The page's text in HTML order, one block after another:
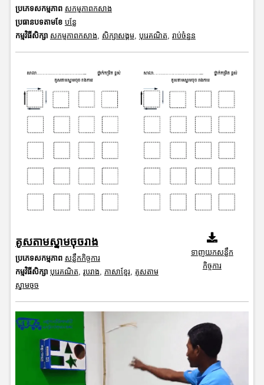
ប្រភេទសកម្មភាព សកម្មភាពកសាង
ប្រធានបទតាមខែ បន្លែ
កម្មវិធីសិក្សា សកម្មភាពកសាង សិក្សាសង្គម, បុរេគណិត រាប់ចំនួន
គូសតាមស្នាមចុចរាង
ប្រភេទសកម្មភាព សន្លឹកកិច្ចការ
កម្មវិធីសិក្សា បុរេគណិត រូបរាង ភាសាខ្មែរ, គូសតាម
ស្នាមចុច
ទាញយកសន្លឹក
កិច្ចការ